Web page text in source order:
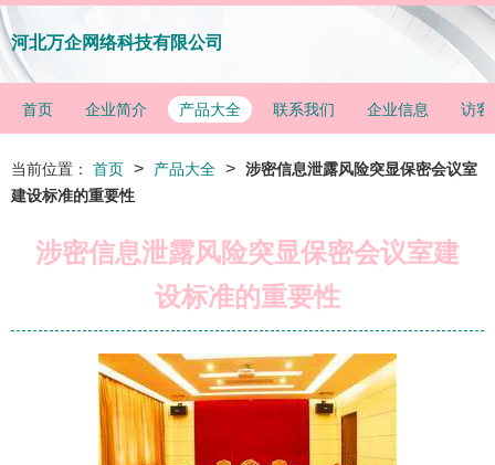
河北万企网络科技有限公司
首页 企业简介 产品大全 联系我们 企业信息 访客
当前位置： 首页 > 产品大全 > 涉密信息泄露风险突显保密会议室
建设标准的重要性
涉密信息泄露风险突显保密会议室建
设标准的重要性